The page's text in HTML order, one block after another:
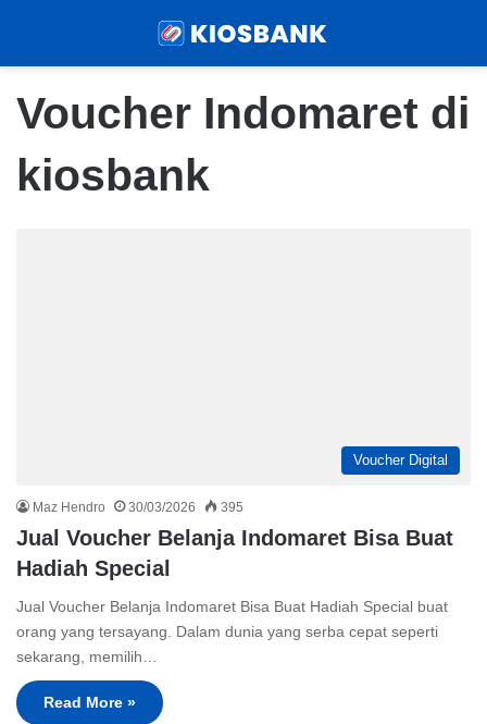
Voucher Indomaret di
kiosbank
Voucher Digital
Maz Hendro 30/03/2026 395
Jual Voucher Belanja Indomaret Bisa Buat
Hadiah Special
Jual Voucher Belanja Indomaret Bisa Buat Hadiah Special buat
orang yang tersayang. Dalam dunia yang serba cepat seperti
sekarang, memilih…
Read More »